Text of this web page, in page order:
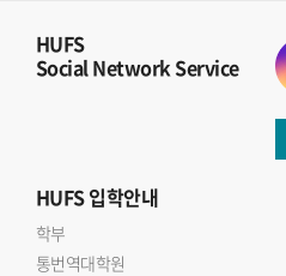
HUFS
Social Network Service
HUFS입학안내
학부
통번역대학원